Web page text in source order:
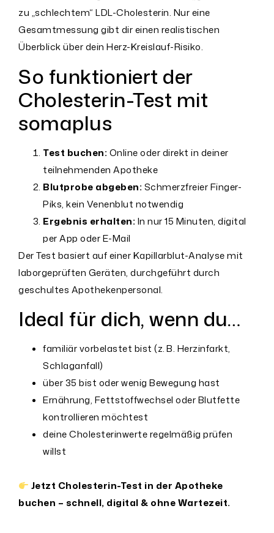
zu „schlechtem“ LDL-Cholesterin. Nur eine
Gesamtmessung gibt dir einen realistischen
Überblick über dein Herz-Kreislauf-Risiko.
So funktioniert der
Cholesterin-Test mit
somaplus
Test buchen:Online oder direkt in deiner
teilnehmenden Apotheke
Blutprobe abgeben:Schmerzfreier Finger-
Piks, kein Venenblut notwendig
Ergebnis erhalten:In nur 15 Minuten, digital
per App oder E-Mail
Der Test basiert auf einer Kapillarblut-Analyse mit
laborgeprüften Geräten, durchgeführt durch
geschultes Apothekenpersonal.
Ideal für dich, wenn du…
familiär vorbelastet bist (z. B. Herzinfarkt,
Schlaganfall)
über 35 bist oder wenig Bewegung hast
Ernährung, Fettstoffwechsel oder Blutfette
kontrollieren möchtest
deine Cholesterinwerte regelmäßig prüfen
willst
Jetzt Cholesterin-Test in der Apotheke
buchen – schnell, digital & ohne Wartezeit.